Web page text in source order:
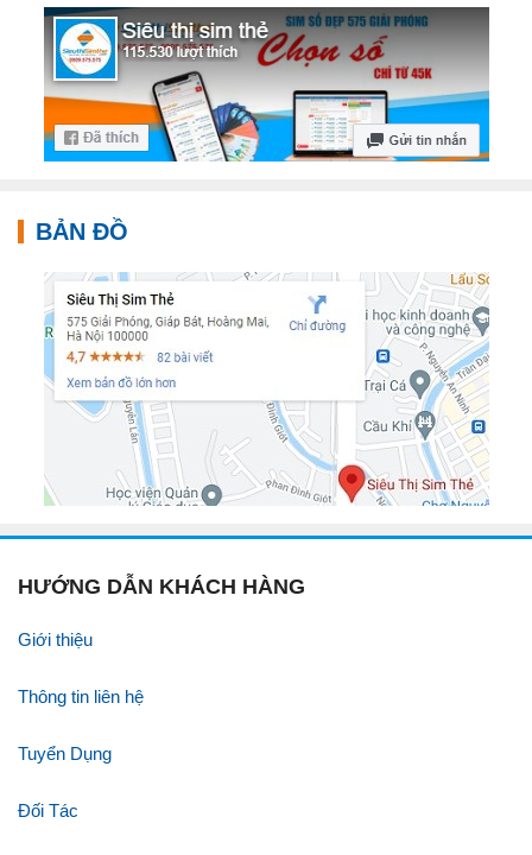
BẢN ĐỒ
HƯỚNG DẪN KHÁCH HÀNG
Giới thiệu
Thông tin liên hệ
Tuyển Dụng
Đối Tác